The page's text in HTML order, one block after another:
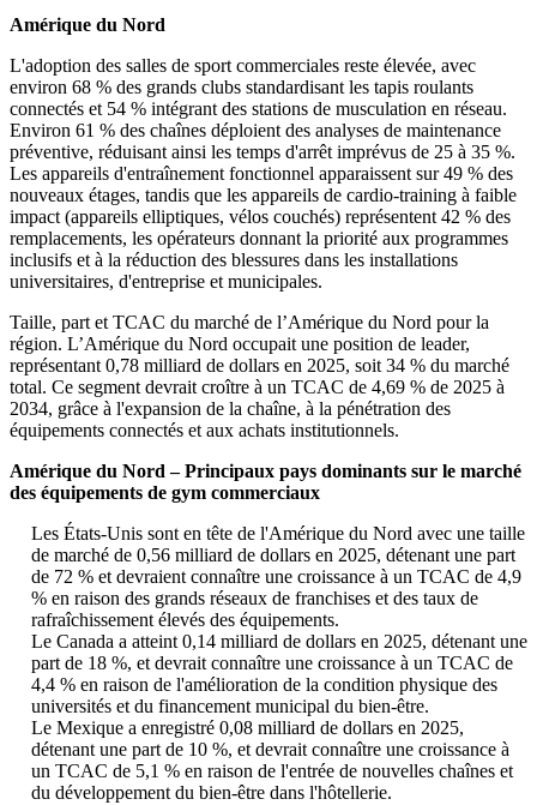
Amérique du Nord
L'adoption des salles de sport commerciales reste élevée, avec
environ 68 % des grands clubs standardisant les tapis roulants
connectés et 54 % intégrant des stations de musculation en réseau.
Environ 61 % des chaînes déploient des analyses de maintenance
préventive, réduisant ainsi les temps d'arrêt imprévus de 25 à 35 %.
Les appareils d'entraînement fonctionnel apparaissent sur 49 % des
nouveaux étages, tandis que les appareils de cardio-training à faible
impact (appareils elliptiques, vélos couchés) représentent 42 % des
remplacements, les opérateurs donnant la priorité aux programmes
inclusifs et à la réduction des blessures dans les installations
universitaires, d'entreprise et municipales.
Taille, part et TCAC du marché de l’Amérique du Nord pour la
région. L’Amérique du Nord occupait une position de leader,
représentant 0,78 milliard de dollars en 2025, soit 34 % du marché
total. Ce segment devrait croître à un TCAC de 4,69 % de 2025 à
2034, grâce à l'expansion de la chaîne, à la pénétration des
équipements connectés et aux achats institutionnels.
Amérique du Nord – Principaux pays dominants sur le marché
des équipements de gym commerciaux
Les États-Unis sont en tête de l'Amérique du Nord avec une taille
de marché de 0,56 milliard de dollars en 2025, détenant une part
de 72 % et devraient connaître une croissance à un TCAC de 4,9
% en raison des grands réseaux de franchises et des taux de
rafraîchissement élevés des équipements.
Le Canada a atteint 0,14 milliard de dollars en 2025, détenant une
part de 18 %, et devrait connaître une croissance à un TCAC de
4,4 % en raison de l'amélioration de la condition physique des
universités et du financement municipal du bien-être.
Le Mexique a enregistré 0,08 milliard de dollars en 2025,
détenant une part de 10 %, et devrait connaître une croissance à
un TCAC de 5,1 % en raison de l'entrée de nouvelles chaînes et
du développement du bien-être dans l'hôtellerie.